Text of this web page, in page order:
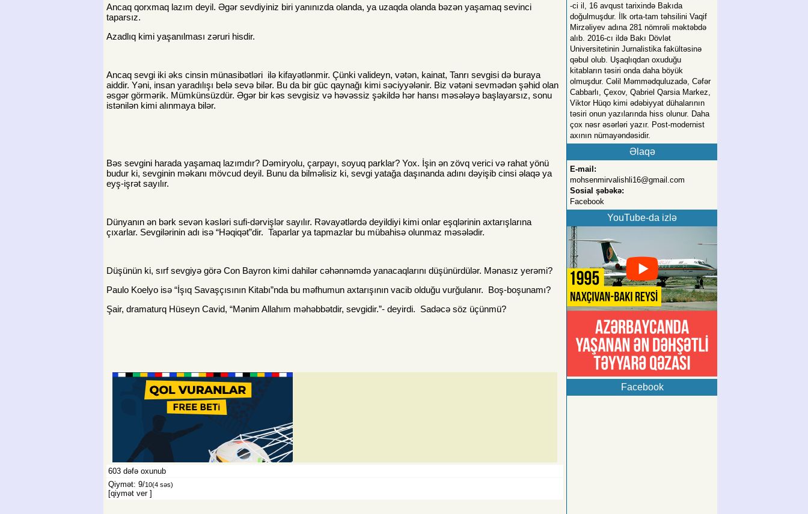
Ancaq qorxmaq lazım deyil. Əgər sevdiyiniz biri yanınızda olanda, ya uzaqda olanda bəzən yaşamaq sevinci
taparsız.
Azadlıq kimi yaşanılması zəruri hisdir.
Ancaq sevgi iki əks cinsin münasibətləri ilə kifayətlənmir. Çünki valideyn, vətən, kainat, Tanrı sevgisi də buraya
aiddir. Yəni, insan yaradılışı belə sevə bilər. Bu da bir güc qaynağı kimi səciyyələnir. Biz vətəni sevmədən şəhid olan
əsgər görmərik. Mümkünsüzdür. Əgər bir kəs sevgisiz və həvəssiz şəkildə hər hansı məsələyə başlayarsız, sonu
istənilən kimi alınmaya bilər.
Bəs sevgini harada yaşamaq lazımdır? Dəmiryolu, çarpayı, soyuq parklar? Yox. İşin ən zövq verici və rahat yönü
budur ki, sevginin məkanı mövcud deyil. Bunu da bilməlisiz ki, sevgi yatağa daşınanda adını dəyişib cinsi əlaqə ya
eyş-işrət sayılır.
Dünyanın ən bərk sevən kəsləri sufi-dərvişlər sayılır. Rəvayətlərdə deyildiyi kimi onlar eşqlərinin axtarışlarına
çıxarlar. Sevgilərinin adı isə “Həqiqət”dir. Taparlar ya tapmazlar bu mübahisə olunmaz məsələdir.
Düşünün ki, sırf sevgiyə görə Con Bayron kimi dahilər cəhənnəmdə yanacaqlarını düşünürdülər. Mənasız yerəmi?
Paulo Koelyo isə “İşıq Savaşçısının Kitabı”nda bu məfhumun axtarışının vacib olduğu vurğulanır. Boş-boşunamı?
Şair, dramaturq Hüseyn Cavid, “Mənim Allahım məhəbbətdir, sevgidir.”- deyirdi. Sadəcə söz üçünmü?
603 dəfə oxunub
Qiymət: 9/10(4 səs)
[qiymət ver ]
-ci il, 16 avqust tarixində Bakıda
doğulmuşdur. İlk orta-tam təhsilini Vaqif
Mirzəliyev adına 281 nömrəli məktəbdə
alıb. 2016-cı ildə Bakı Dövlət
Universitetinin Jurnalistika fakültəsinə
qəbul olub. Uşaqlıqdan oxuduğu
kitabların təsiri onda daha böyük
olmuşdur. Cəlil Məmmədquluzadə, Cəfər
Cabbarlı, Çexov, Qabriel Qarsia Markez,
Viktor Hüqo kimi ədəbiyyat dühalarının
təsiri onun yazılarında hiss olunur. Daha
çox nəsr əsərləri yazır. Post-modernist
axının nümayəndəsidir.
Əlaqə
E-mail:
mohsenmirvalishli16@gmail.com
Sosial şəbəkə:
Facebook
YouTube-da izlə
Facebook